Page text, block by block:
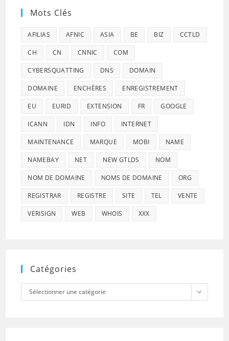
Mots Clés
AFILIAS AFNIC ASIA BE BIZ CCTLD
CH CN CNNIC COM
CYBERSQUATTING DNS DOMAIN
DOMAINE ENCHÈRES ENREGISTREMENT
EU EURID EXTENSION FR GOOGLE
ICANN IDN INFO INTERNET
MAINTENANCE MARQUE MOBI NAME
NAMEBAY NET NEW GTLDS NOM
NOM DE DOMAINE NOMS DE DOMAINE ORG
REGISTRAR REGISTRE SITE TEL VENTE
VERISIGN WEB WHOIS XXX
Catégories
Catégories
Sélectionner une catégorie